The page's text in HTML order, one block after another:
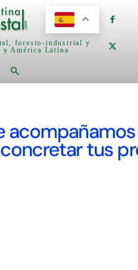
foresto-industrial y
y América Latina